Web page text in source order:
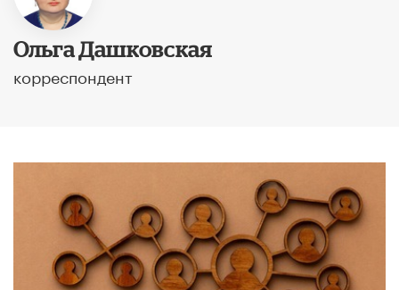
Ольга Дашковская
корреспондент